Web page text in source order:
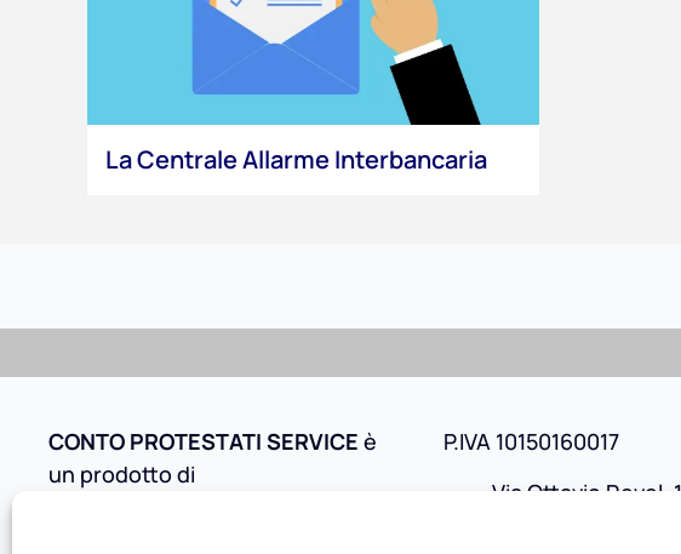
La Centrale Allarme Interbancaria
CONTO PROTESTATI SERVICE è
un prodotto di
P.IVA 10150160017
Via Ottavio Revel,